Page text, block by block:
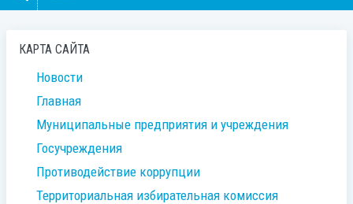
КАРТА САЙТА
Новости
Главная
Муниципальные предприятия и учреждения
Госучреждения
Противодействие коррупции
Территориальная избирательная комиссия